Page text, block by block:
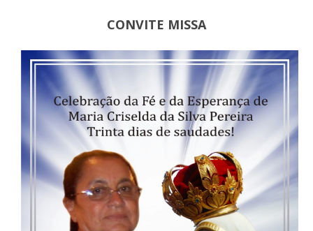
CONVITE MISSA